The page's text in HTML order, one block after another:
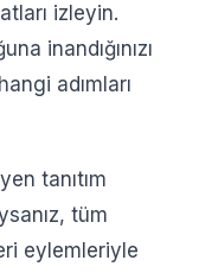
izleyin.
inandığınızı
adımları
tanıtım
tüm
eylemleriyle